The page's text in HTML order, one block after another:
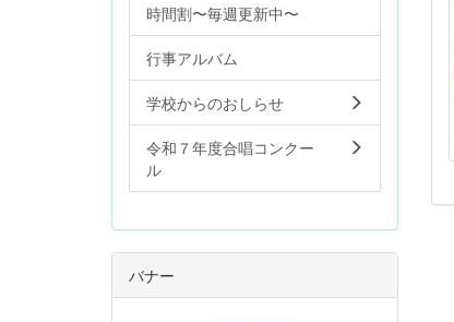
時間割〜毎週更新中〜
行事アルバム
学校からのおしらせ
令和７年度合唱コンクー
ル
バナー